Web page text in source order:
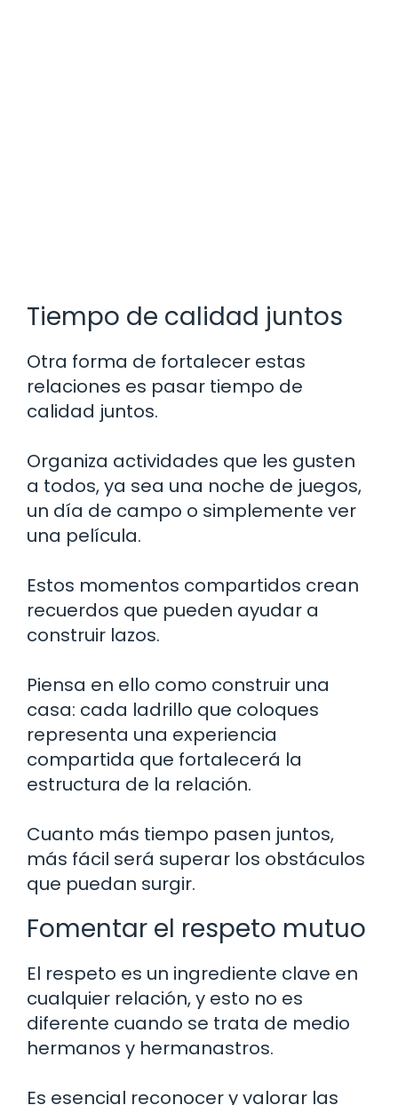
Tiempo de calidad juntos
Otra forma de fortalecer estas
relaciones es pasar tiempo de
calidad juntos.
Organiza actividades que les gusten
a todos, ya sea una noche de juegos,
un día de campo o simplemente ver
una película.
Estos momentos compartidos crean
recuerdos que pueden ayudar a
construir lazos.
Piensa en ello como construir una
casa: cada ladrillo que coloques
representa una experiencia
compartida que fortalecerá la
estructura de la relación.
Cuanto más tiempo pasen juntos,
más fácil será superar los obstáculos
que puedan surgir.
Fomentar el respeto mutuo
El respeto es un ingrediente clave en
cualquier relación, y esto no es
diferente cuando se trata de medio
hermanos y hermanastros.
Es esencial reconocer y valorar las